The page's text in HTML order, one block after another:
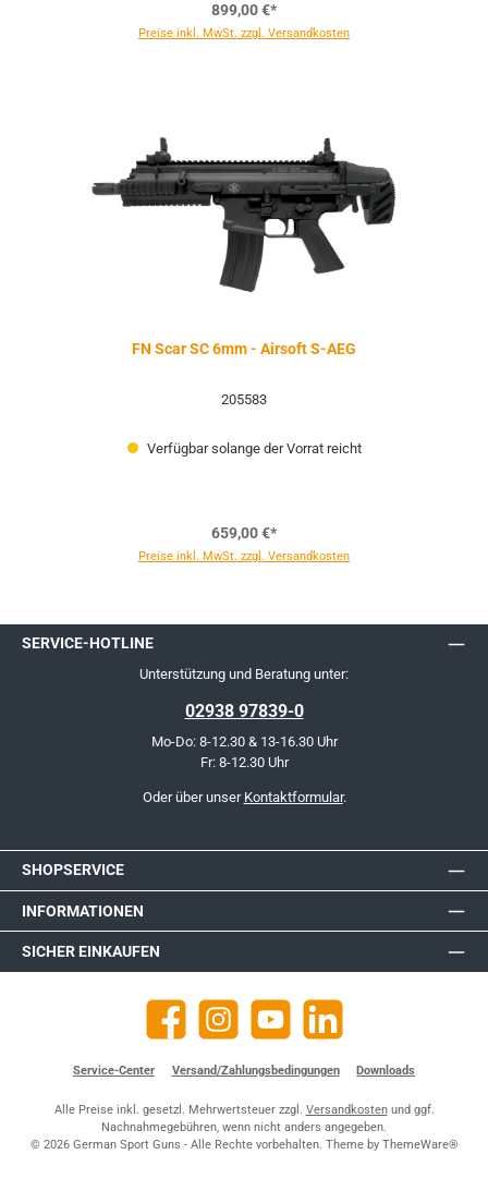
899,00 €*
Preise inkl. MwSt. zzgl. Versandkosten
FN Scar SC 6mm - Airsoft S-AEG
205583
Verfügbar solange der Vorrat reicht
659,00 €*
Preise inkl. MwSt. zzgl. Versandkosten
SERVICE-HOTLINE
Unterstützung und Beratung unter:
02938 97839-0
Mo-Do: 8-12.30 & 13-16.30 Uhr
Fr: 8-12.30 Uhr
Oder über unser Kontaktformular.
SHOPSERVICE
INFORMATIONEN
SICHER EINKAUFEN
Facebook Instagram YouTube https://de.linkedin.com/company/
Service-Center Versand/Zahlungsbedingungen Downloads
Alle Preise inkl. gesetzl. Mehrwertsteuer zzgl. Versandkostenund ggf.
Nachnahmegebühren, wenn nicht anders angegeben.
© 2026 German Sport Guns - Alle Rechte vorbehalten. Theme by ThemeWare®